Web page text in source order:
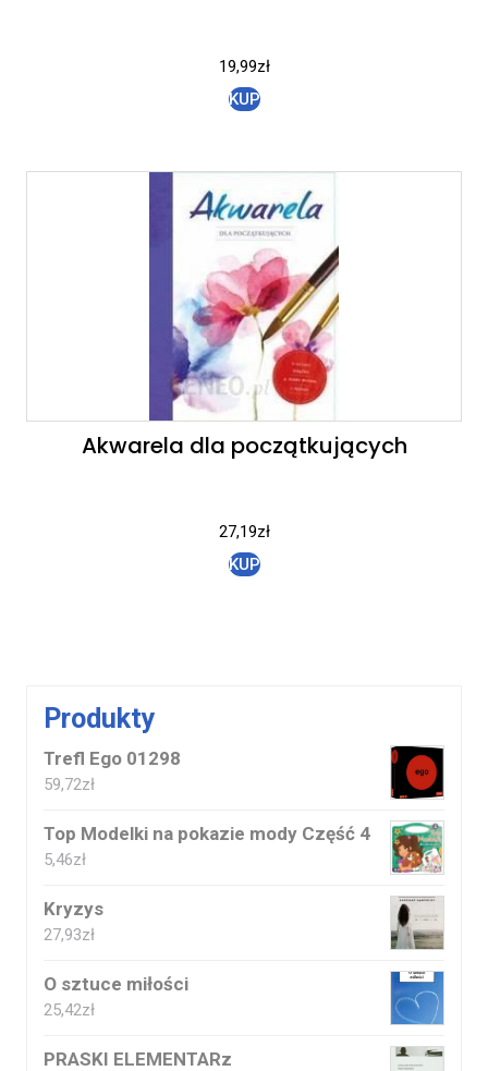
19,99zł
KUP
Akwarela dla początkujących
27,19zł
KUP
Produkty
Trefl Ego 01298
59,72zł
Top Modelki na pokazie mody Część 4
5,46zł
Kryzys
27,93zł
O sztuce miłości
25,42zł
PRASKI ELEMENTARz